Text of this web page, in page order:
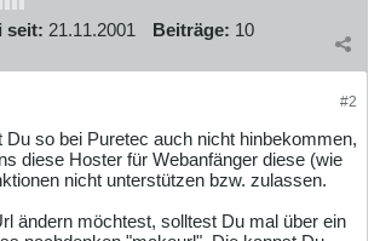
seit: 21.11.2001 Beiträge: 10
#2
so bei Puretec auch nicht hinbekommen,
diese Hoster für Webanfänger diese (wie
nicht unterstützen bzw. zulassen.
ändern möchtest, solltest Du mal über ein